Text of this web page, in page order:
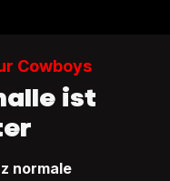
Cowboys
ist
normale